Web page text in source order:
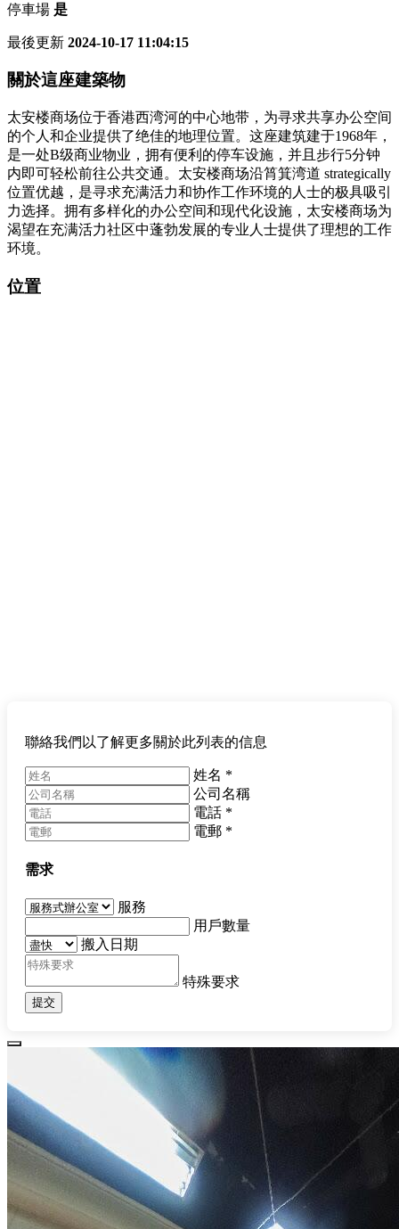
停車場 是
最後更新 2024-10-17 11:04:15
關於這座建築物
太安楼商场位于香港西湾河的中心地带，为寻求共享办公空间
的个人和企业提供了绝佳的地理位置。这座建筑建于1968年，
是一处B级商业物业，拥有便利的停车设施，并且步行5分钟
内即可轻松前往公共交通。太安楼商场沿筲箕湾道 strategically
位置优越，是寻求充满活力和协作工作环境的人士的极具吸引
力选择。拥有多样化的办公空间和现代化设施，太安楼商场为
渴望在充满活力社区中蓬勃发展的专业人士提供了理想的工作
环境。
位置
聯絡我們以了解更多關於此列表的信息
姓名 *
公司名稱
電話 *
電郵 *
需求
服務
用戶數量
搬入日期
特殊要求
提交